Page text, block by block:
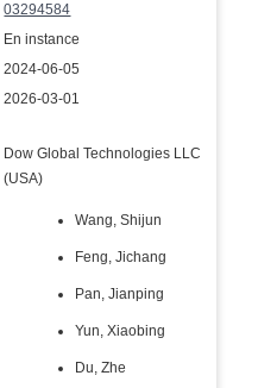
03294584
En instance
2024-06-05
2026-03-01
Dow Global Technologies LLC
(USA)
Wang, Shijun
Feng, Jichang
Pan, Jianping
Yun, Xiaobing
Du, Zhe